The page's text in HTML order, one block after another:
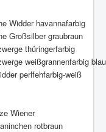
Widder havannafarbig
Großsilber graubraun
thüringerfarbig
weißgrannenfarbig blau
perlfehfarbig-weiß
Wiener
rotbraun